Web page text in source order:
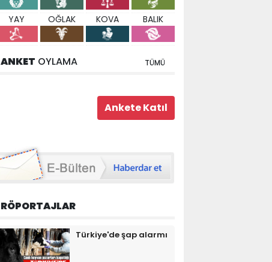
YAY OĞLAK KOVA BALIK
ANKET OYLAMA TÜMÜ
RÖPORTAJLAR
Türkiye'de şap alarmı